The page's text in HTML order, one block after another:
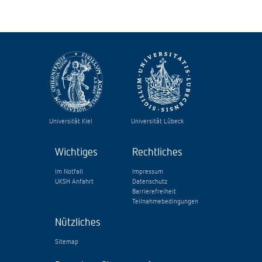
Universität Kiel Universität Lübeck
Wichtiges
Im Notfall
UKSH Anfahrt
Rechtliches
Impressum
Datenschutz
Barrierefreiheit
Teilnahmebedingungen
Nützliches
Sitemap